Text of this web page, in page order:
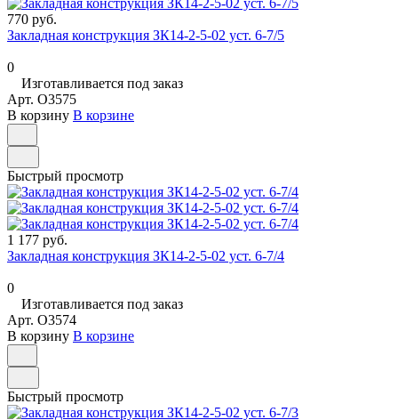
770 руб.
Закладная конструкция ЗК14-2-5-02 уст. 6-7/5
0
Изготавливается под заказ
Арт. O3575
В корзину В корзине
Быстрый просмотр
1 177 руб.
Закладная конструкция ЗК14-2-5-02 уст. 6-7/4
0
Изготавливается под заказ
Арт. O3574
В корзину В корзине
Быстрый просмотр